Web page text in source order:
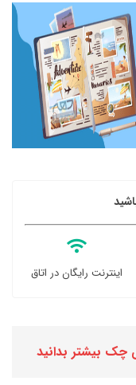
اینترنت رایگان در اتاق
چک بیشتر بدانید